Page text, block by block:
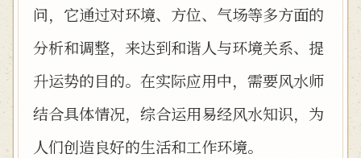
问，它通过对环境、方位、气场等多方面的
分析和调整，来达到和谐人与环境关系、提
升运势的目的。在实际应用中，需要风水师
结合具体情况，综合运用易经风水知识，为
人们创造良好的生活和工作环境。